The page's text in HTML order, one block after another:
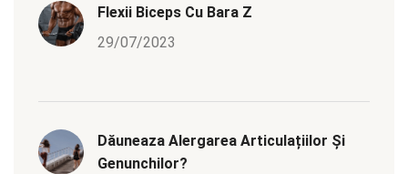
Flexii Biceps Cu Bara Z
29/07/2023
Dăuneaza Alergarea Articulațiilor Și
Genunchilor?